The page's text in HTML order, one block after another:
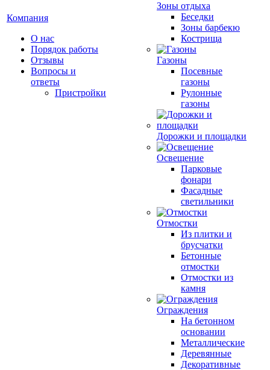
Компания
О нас
Порядок работы
Отзывы
Вопросы и
ответы
Пристройки
Зоны отдыха
Беседки
Зоны барбекю
Кострища
Газоны
Посевные
газоны
Рулонные
газоны
Дорожки и площадки
Освещение
Парковые
фонари
Фасадные
светильники
Отмостки
Из плитки и
брусчатки
Бетонные
отмостки
Отмостки из
камня
Ограждения
На бетонном
основании
Металлические
Деревянные
Декоративные